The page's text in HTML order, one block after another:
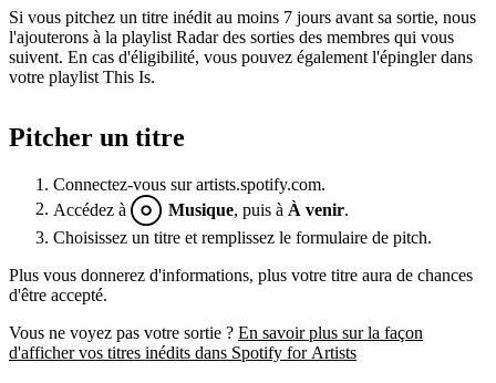
Si vous pitchez un titre inédit au moins 7 jours avant sa sortie, nous
l'ajouterons à la playlist Radar des sorties des membres qui vous
suivent. En cas d'éligibilité, vous pouvez également l'épingler dans
votre playlist This Is.
Pitcher un titre
Connectez-vous sur artists.spotify.com.
Accédez à
Musique , puis à À venir
Choisissez un titre et remplissez le formulaire de pitch.
Plus vous donnerez d'informations, plus votre titre aura de chances
d'être accepté.
Vous ne voyez pas votre sortie ? En savoir plus sur la façon
d'afficher vos titres inédits dans Spotify for Artists